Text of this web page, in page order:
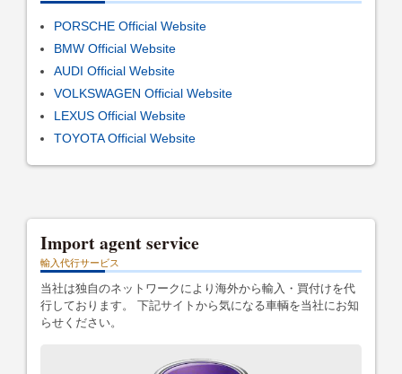
PORSCHE Official Website
BMW Official Website
AUDI Official Website
VOLKSWAGEN Official Website
LEXUS Official Website
TOYOTA Official Website
Import agent service
輸入代行サービス
当社は独自のネットワークにより海外から輸入・買付けを代
行しております。 下記サイトから気になる車輌を当社にお知
らせください。